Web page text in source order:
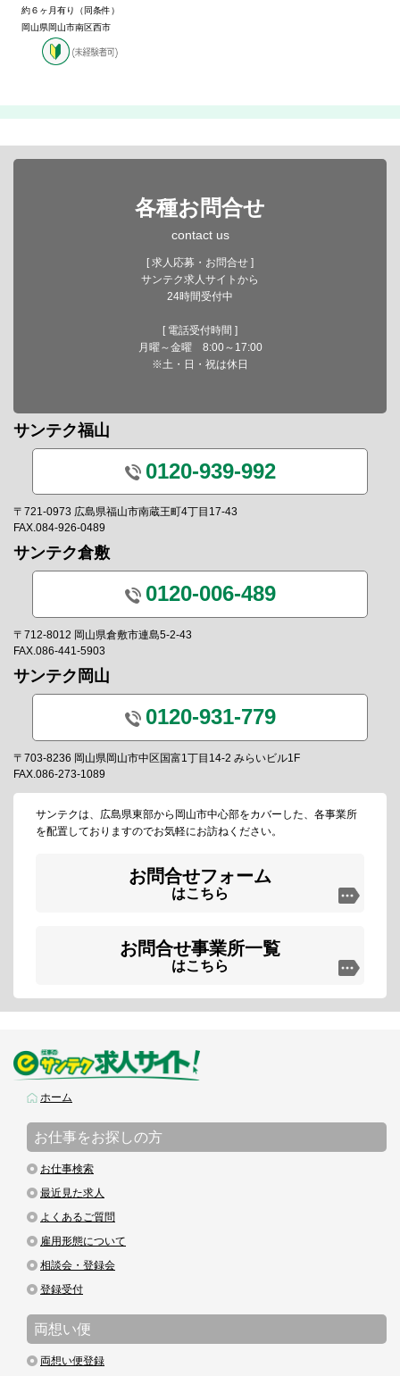
約６ヶ月有り（同条件）
岡山県岡山市南区西市
各種お問合せ
contact us
[ 求人応募・お問合せ ]
サンテク求人サイトから
24時間受付中
[ 電話受付時間 ]
月曜～金曜 8:00～17:00
※土・日・祝は休日
サンテク福山
0120-939-992
〒721-0973 広島県福山市南蔵王町4丁目17-43
FAX.084-926-0489
サンテク倉敷
0120-006-489
〒712-8012 岡山県倉敷市連島5-2-43
FAX.086-441-5903
サンテク岡山
0120-931-779
〒703-8236 岡山県岡山市中区国富1丁目14-2 みらいビル1F
FAX.086-273-1089
サンテクは、広島県東部から岡山市中心部をカバーした、各事業所
を配置しておりますのでお気軽にお訪ねください。
お問合せフォーム
はこちら
お問合せ事業所一覧
はこちら
ホーム
お仕事をお探しの方
お仕事検索
最近見た求人
よくあるご質問
雇用形態について
相談会・登録会
登録受付
両想い便
両想い便登録